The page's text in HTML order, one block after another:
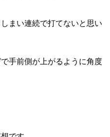
まい連続で打てないと思い
手前側が上がるように角度